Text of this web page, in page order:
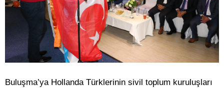
Buluşma’ya Hollanda Türklerinin sivil toplum kuruluşları